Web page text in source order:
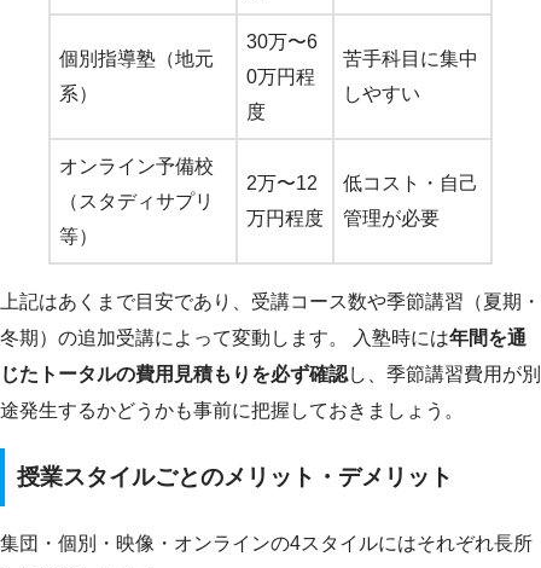
個別指導塾（地元
系）
30万〜6
0万円程
度
苦手科目に集中
しやすい
オンライン予備校
（スタディサプリ
等）
2万〜12
万円程度
低コスト・自己
管理が必要
上記はあくまで目安であり、受講コース数や季節講習（夏期・
冬期）の追加受講によって変動します。 入塾時には年間を通
じたトータルの費用見積もりを必ず確認し、季節講習費用が別
途発生するかどうかも事前に把握しておきましょう。
授業スタイルごとのメリット・デメリット
集団・個別・映像・オンラインの4スタイルにはそれぞれ長所